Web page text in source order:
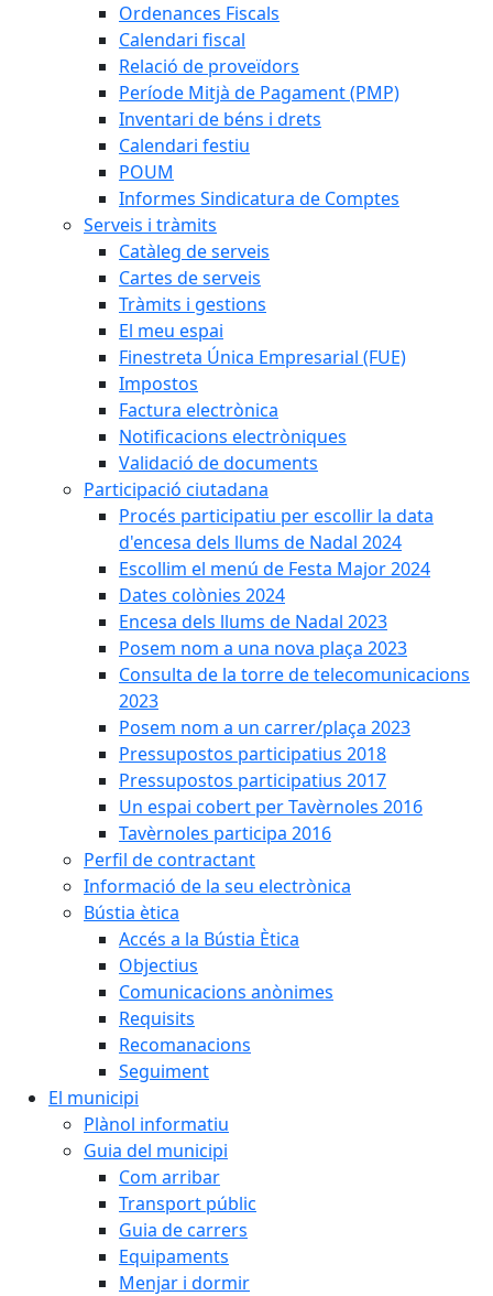
Ordenances Fiscals
Calendari fiscal
Relació de proveïdors
Període Mitjà de Pagament (PMP)
Inventari de béns i drets
Calendari festiu
POUM
Informes Sindicatura de Comptes
Serveis i tràmits
Catàleg de serveis
Cartes de serveis
Tràmits i gestions
El meu espai
Finestreta Única Empresarial (FUE)
Impostos
Factura electrònica
Notificacions electròniques
Validació de documents
Participació ciutadana
Procés participatiu per escollir la data
d'encesa dels llums de Nadal 2024
Escollim el menú de Festa Major 2024
Dates colònies 2024
Encesa dels llums de Nadal 2023
Posem nom a una nova plaça 2023
Consulta de la torre de telecomunicacions
2023
Posem nom a un carrer/plaça 2023
Pressupostos participatius 2018
Pressupostos participatius 2017
Un espai cobert per Tavèrnoles 2016
Tavèrnoles participa 2016
Perfil de contractant
Informació de la seu electrònica
Bústia ètica
Accés a la Bústia Ètica
Objectius
Comunicacions anònimes
Requisits
Recomanacions
Seguiment
El municipi
Plànol informatiu
Guia del municipi
Com arribar
Transport públic
Guia de carrers
Equipaments
Menjar i dormir